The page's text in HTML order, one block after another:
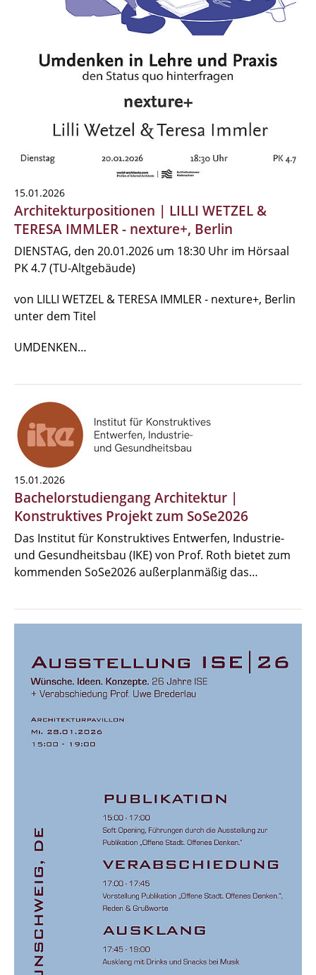
15.01.2026
Architekturpositionen | LILLI WETZEL &
TERESA IMMLER - nexture+, Berlin
DIENSTAG, den 20.01.2026 um 18:30 Uhr im Hörsaal
PK 4.7 (TU-Altgebäude)
von LILLI WETZEL & TERESA IMMLER - nexture+, Berlin
unter dem Titel
UMDENKEN…
15.01.2026
Bachelorstudiengang Architektur |
Konstruktives Projekt zum SoSe2026
Das Institut für Konstruktives Entwerfen, Industrie-
und Gesundheitsbau (IKE) von Prof. Roth bietet zum
kommenden SoSe2026 außerplanmäßig das…